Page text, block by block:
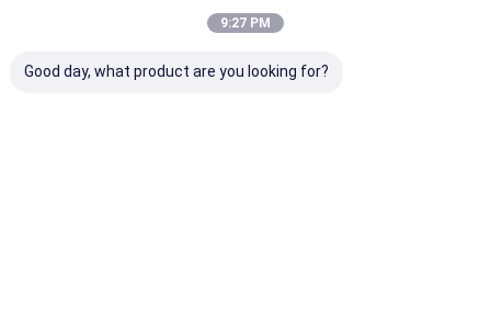
Fabbrica cinese.Copyright © 2026 Metica
Machinery (Shanghai) Co., Ltd.. All Rights Reserved.
9:27 PM
Good day, what product are you looking for?